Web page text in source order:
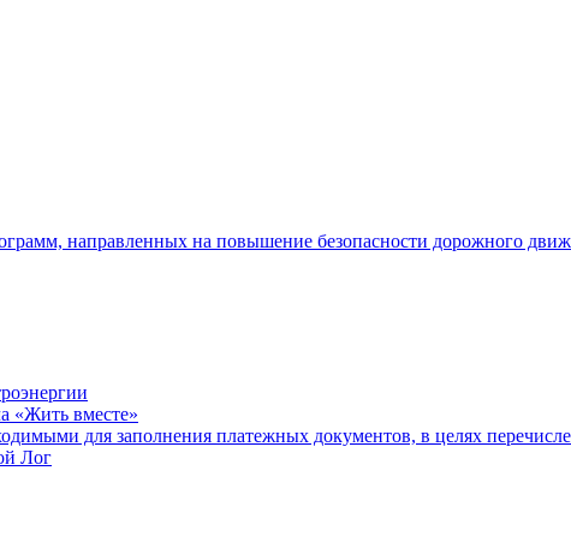
направленных на повышение безопасности дорожного
«Жить вместе»
для заполнения платежных документов, в целях
Лог